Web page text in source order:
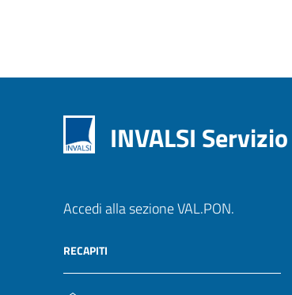
INVALSI
Accedi alla sezione VAL.PON.
RECAPITI